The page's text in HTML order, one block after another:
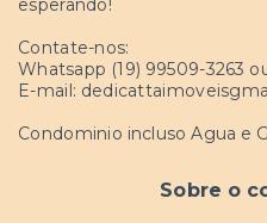
esperando!
Contate-nos:
Whatsapp (19) 99509-3263
E-mail:
Condominio incluso Agua e
Sobre o